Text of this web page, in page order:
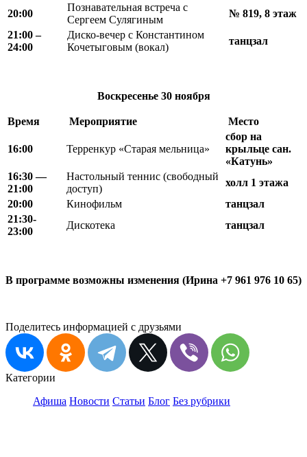
20:00
Познавательная встреча с
Сергеем Сулягиным
№ 819, 8 этаж
21:00 –
24:00
Диско-вечер с Константином
Кочетыговым (вокал)
танцзал
Воскресенье 30 ноября
Время Мероприятие Место
16:00 Терренкур «Старая мельница»
сбор на
крыльце сан.
«Катунь»
16:30 —
21:00
Настольный теннис (свободный
доступ)
холл 1 этажа
20:00 Кинофильм
танцзал
21:30-
23:00
Дискотека танцзал
В программе возможны изменения (Ирина +7 961 976 10 65)
Поделитесь информацией с друзьями
Категории
Афиша Новости Статьи Блог Без рубрики